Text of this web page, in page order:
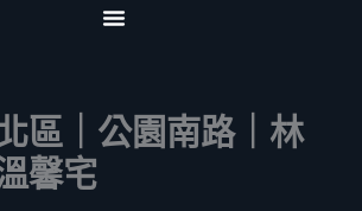
區｜公園南路｜林
馨宅